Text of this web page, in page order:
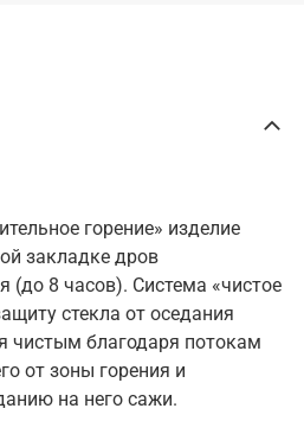
горение» изделие
закладке дров
(до 8 часов). Система «чистое
стекла от оседания
чистым благодаря потокам
от зоны горения и
на него сажи.